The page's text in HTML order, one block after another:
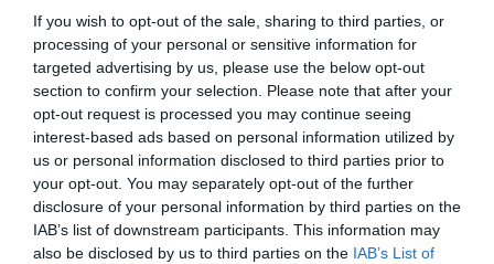
If you wish to opt-out of the sale, sharing to third parties, or
processing of your personal or sensitive information for
targeted advertising by us, please use the below opt-out
section to confirm your selection. Please note that after your
opt-out request is processed you may continue seeing
interest-based ads based on personal information utilized by
us or personal information disclosed to third parties prior to
your opt-out. You may separately opt-out of the further
disclosure of your personal information by third parties on the
IAB’s list of downstream participants. This information may
also be disclosed by us to third parties on the IAB’s List of
l’ora di ripartire"
09.06.2026 17:27 di Redazione
Accordo raggiunto per il prolungamento del contratto dell’allenatore
dopo la salvezza conquistata